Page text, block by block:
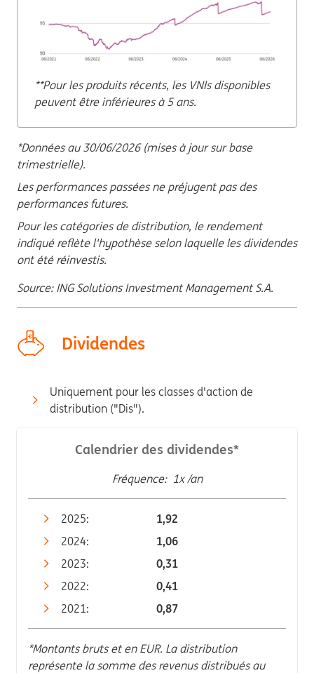
**Pour les produits récents, les VNIs disponibles
peuvent être inférieures à 5 ans.
*Données au 30/06/2026 (mises à jour sur base
trimestrielle).
Les performances passées ne préjugent pas des
performances futures.
Pour les catégories de distribution, le rendement
indiqué reflète l'hypothèse selon laquelle les dividendes
ont été réinvestis.
Source: ING Solutions Investment Management S.A.
Dividendes
Uniquement pour les classes d'action de
distribution ("Dis").
Calendrier des dividendes*
Fréquence: 1x /an
2025: 1,92
2024: 1,06
2023: 0,31
2022: 0,41
2021: 0,87
*Montants bruts et en EUR. La distribution
représente la somme des revenus distribués au